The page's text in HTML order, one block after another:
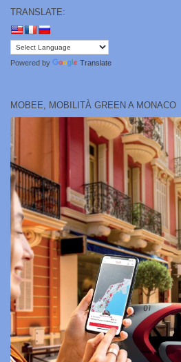
TRANSLATE:
Powered by Translate
MOBEE, MOBILITÀ GREEN A MONACO